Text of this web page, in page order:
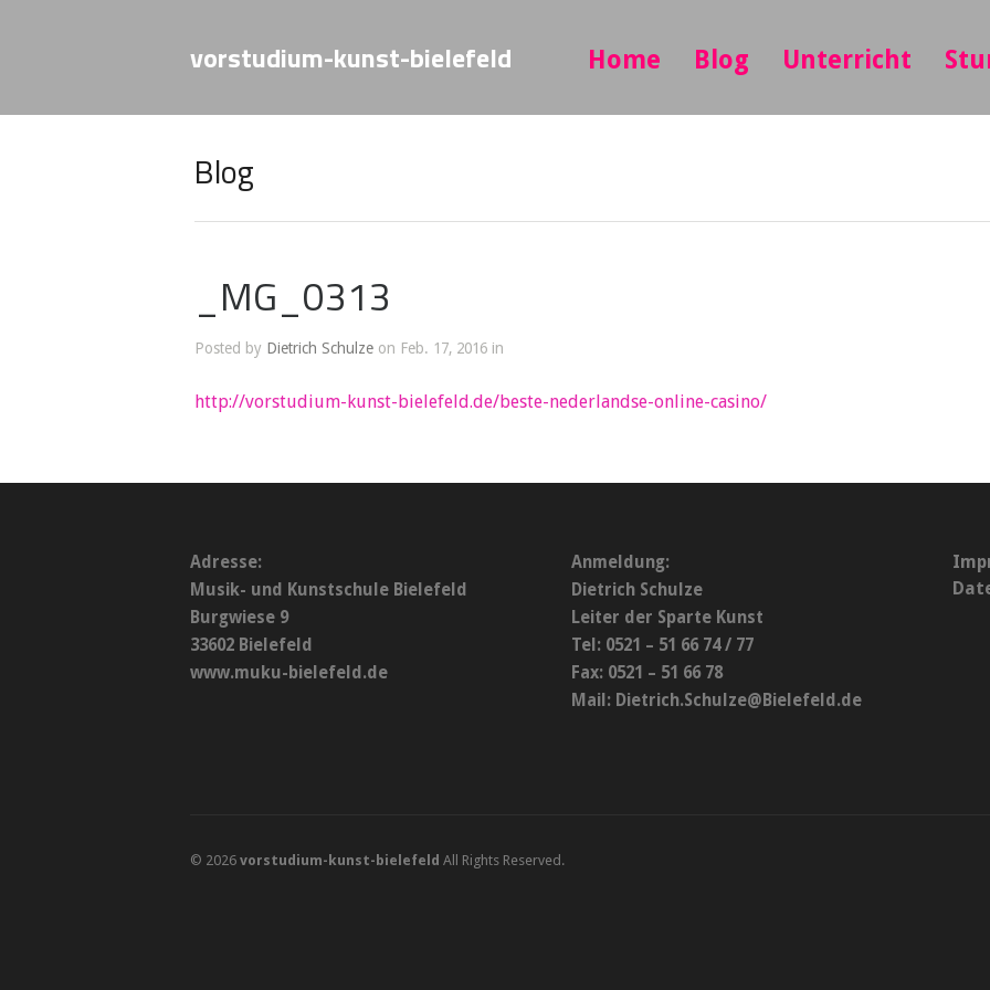
vorstudium-kunst-bielefeld Home Blog Unterricht
Blog
_MG_0313
Posted by Dietrich Schulze on Feb. 17, 2016 in
http://vorstudium-kunst-bielefeld.de/beste-nederlandse-online-casino/
Adresse:
Musik- und Kunstschule Bielefeld
Burgwiese 9
33602 Bielefeld
www.muku-bielefeld.de
Anmeldung:
Dietrich Schulze
Leiter der Sparte Kunst
Tel: 0521 – 51 66 74 / 77
Fax: 0521 – 51 66 78
Mail: Dietrich.Schulze@Bielefeld.de
© 2026 vorstudium-kunst-bielefeld All Rights Reserved.